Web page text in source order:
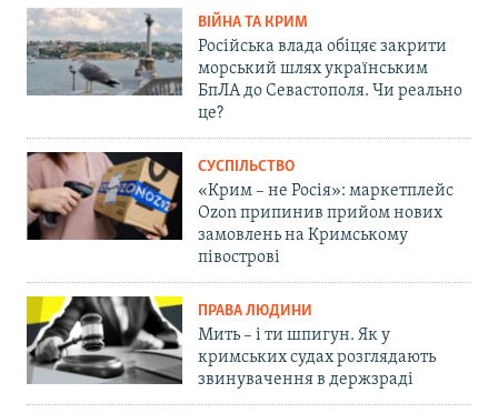
ВІЙНА ТА КРИМ
Російська влада обіцяє закрити
морський шлях українським
БпЛА до Севастополя. Чи реально
це?
СУСПІЛЬСТВО
«Крим – не Росія»: маркетплейс
Ozon припинив прийом нових
замовлень на Кримському
півострові
ПРАВА ЛЮДИНИ
Мить – і ти шпигун. Як у
кримських судах розглядають
звинувачення в держзраді